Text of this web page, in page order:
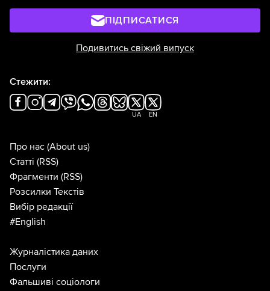
ПІДПИСАТИСЯ
Подивитись свіжий випуск
Стежити:
UA EN
Про нас (About us)
Статті (RSS)
Фрагменти (RSS)
Розсилки Текстів
Вибір редакції
#English
Журналістика даних
Послуги
Фальшиві соціологи